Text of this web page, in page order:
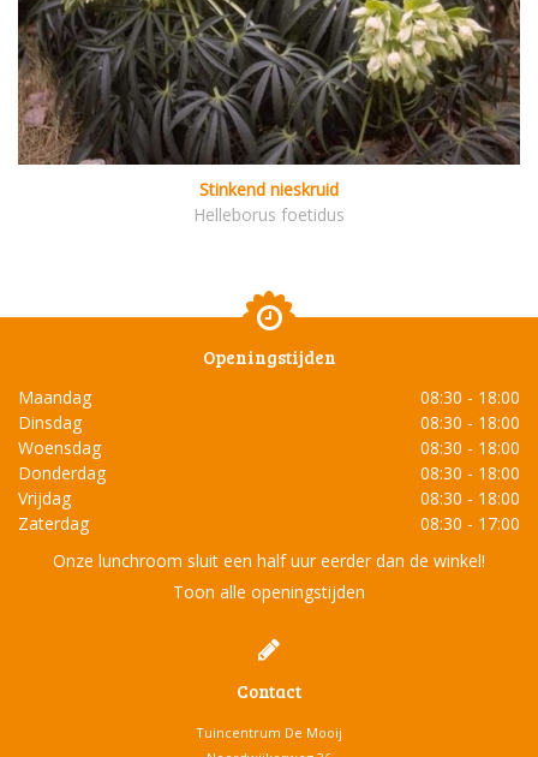
Stinkend nieskruid
Helleborus foetidus
Openingstijden
Maandag
08:30 - 18:00
Dinsdag
08:30 - 18:00
Woensdag
08:30 - 18:00
Donderdag
08:30 - 18:00
Vrijdag
08:30 - 18:00
Zaterdag
08:30 - 17:00
Onze lunchroom sluit een half uur eerder dan de winkel!
Toon alle openingstijden
Contact
Tuincentrum De Mooij